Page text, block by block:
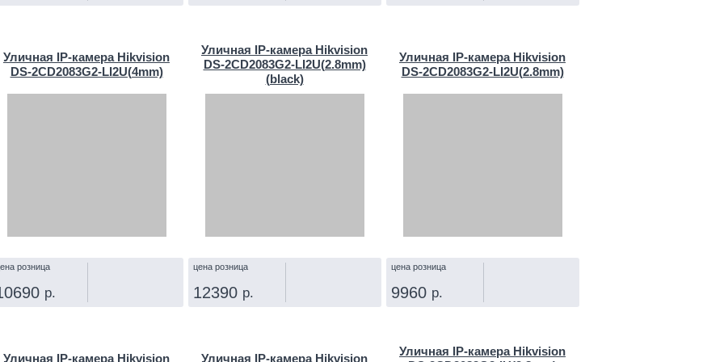
Уличная IP‑камера Hikvision
DS-2CD2083G2-LI2U(4mm)
розница
р.
Уличная IP‑камера Hikvision
DS-2CD2083G2-LI2U(2.8mm)
(black)
цена розница
12390 р.
Уличная IP‑камера Hikvision
DS-2CD2083G2-LI2U(2.8mm)
цена розница
9960 р.
Уличная IP‑камера Hikvision Уличная IP‑камера Hikvision
Уличная IP‑камера Hikvision